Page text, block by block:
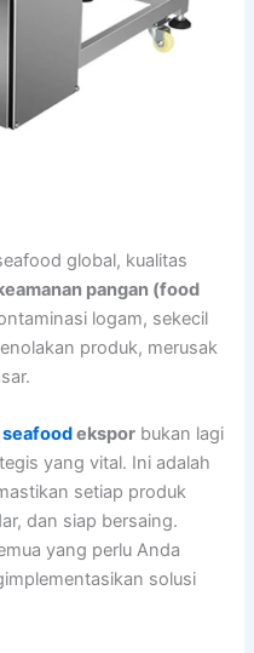
global, kualitas
pangan (food
logam, sekecil
produk, merusak
seafoodekspor bukan lagi
yang vital. Ini adalah
setiap produk
dan siap bersaing.
yang perlu Anda
solusi